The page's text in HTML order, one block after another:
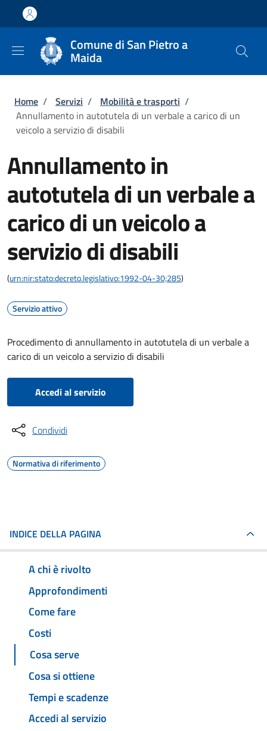
Salta al contenuto principale
Skip to footer content
Comune di San Pietro a
Maida
Briciole di pane
Home / Servizi / Mobilità e trasporti /
Annullamento in autotutela di un verbale a carico di un
veicolo a servizio di disabili
Annullamento in
autotutela di un verbale a
carico di un veicolo a
servizio di disabili
(urn:nir:stato:decreto.legislativo:1992-04-30;285)
Servizio attivo
Procedimento di annullamento in autotutela di un verbale a
carico di un veicolo a servizio di disabili
Accedi al servizio
Condividi
Normativa di riferimento
INDICE DELLA PAGINA
A chi è rivolto
Approfondimenti
Come fare
Costi
Cosa serve
Cosa si ottiene
Tempi e scadenze
Accedi al servizio